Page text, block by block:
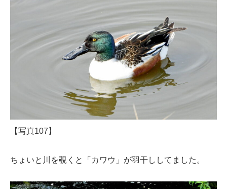
【写真107】
ちょいと川を覗くと「カワウ」が羽干ししてました。